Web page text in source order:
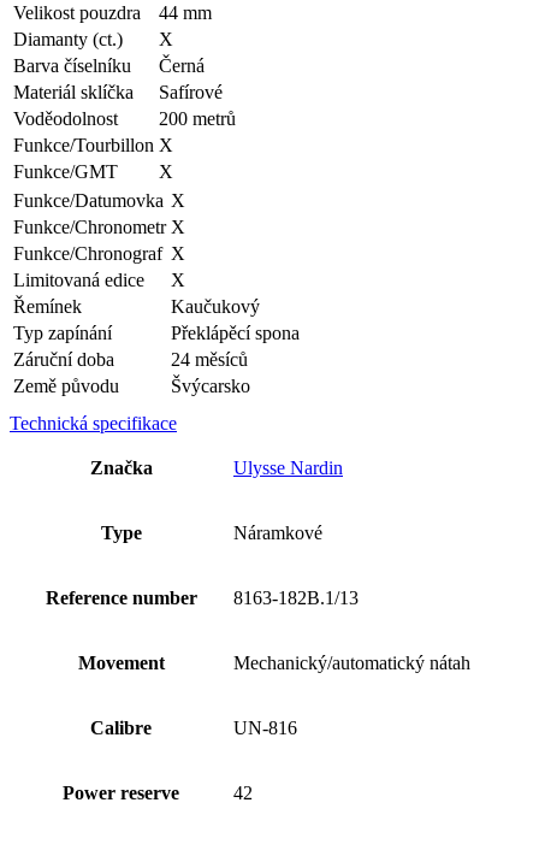
Velikost pouzdra
44 mm
Diamanty (ct.)
X
Barva číselníku
Černá
Materiál sklíčka
Safírové
Voděodolnost
200 metrů
Funkce/Tourbillon X
Funkce/GMT
X
Funkce/Datumovka X
Funkce/Chronometr X
Funkce/Chronograf X
Limitovaná edice
X
Řemínek
Kaučukový
Typ zapínání
Překlápěcí spona
Záruční doba
24 měsíců
Země původu
Švýcarsko
Technická specifikace
Značka Ulysse Nardin
Type Náramkové
Reference number 8163-182B.1/13
Movement Mechanický/automatický nátah
Calibre UN-816
Power reserve 42